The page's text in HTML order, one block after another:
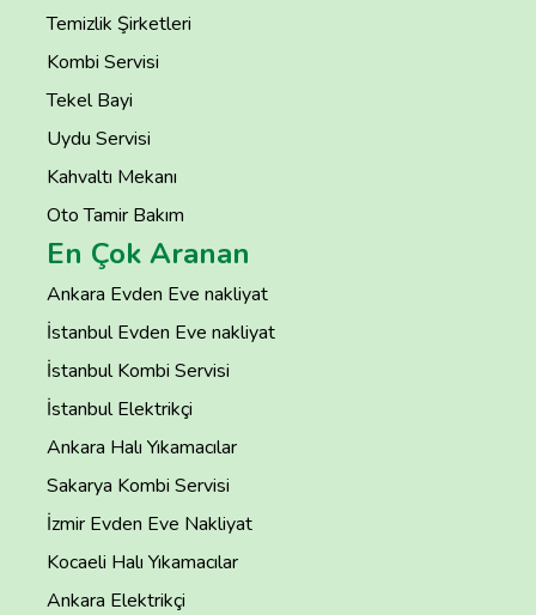
Temizlik Şirketleri
Kombi Servisi
Tekel Bayi
Uydu Servisi
Kahvaltı Mekanı
Oto Tamir Bakım
En Çok Aranan
Ankara Evden Eve nakliyat
İstanbul Evden Eve nakliyat
İstanbul Kombi Servisi
İstanbul Elektrikçi
Ankara Halı Yıkamacılar
Sakarya Kombi Servisi
İzmir Evden Eve Nakliyat
Kocaeli Halı Yıkamacılar
Ankara Elektrikçi